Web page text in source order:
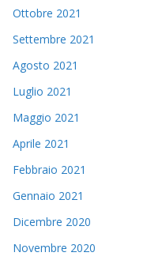
Ottobre 2021
Settembre 2021
Agosto 2021
Luglio 2021
Maggio 2021
Aprile 2021
Febbraio 2021
Gennaio 2021
Dicembre 2020
Novembre 2020